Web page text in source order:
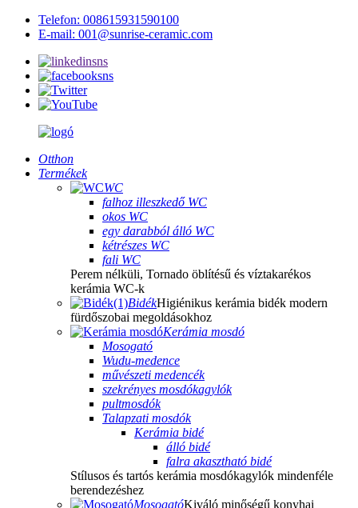
Telefon: 008615931590100
E-mail: 001@sunrise-ceramic.com
Otthon
Termékek
WC
falhoz illeszkedő WC
okos WC
egy darabból álló WC
kétrészes WC
fali WC
Perem nélküli, Tornado öblítésű és víztakarékos
kerámia WC-k
BidékHigiénikus kerámia bidék modern
fürdőszobai megoldásokhoz
Kerámia mosdó
Mosogató
Wudu-medence
művészeti medencék
szekrényes mosdókagylók
pultmosdók
Talapzati mosdók
Kerámia bidé
álló bidé
falra akasztható bidé
Stílusos és tartós kerámia mosdókagylók mindenféle
berendezéshez
MosogatóKiváló minőségű konyhai